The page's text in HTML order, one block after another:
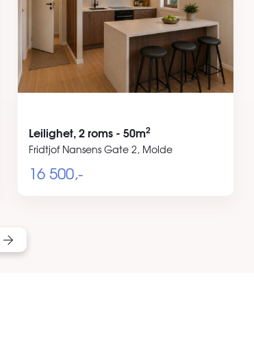
Leilighet, 2 roms - 50m2
Fridtjof Nansens Gate 2, Molde
16 500,-